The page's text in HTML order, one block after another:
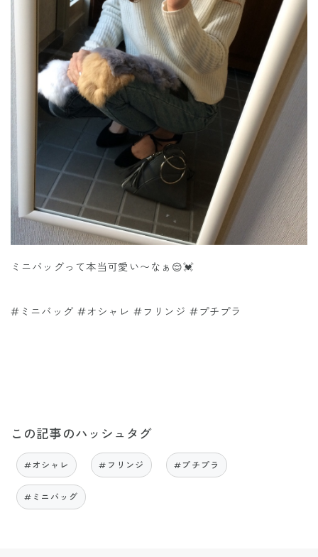
ミニバッグって本当可愛い〜なぁ😌💓
#ミニバッグ #オシャレ #フリンジ #プチプラ
この記事のハッシュタグ
#オシャレ #フリンジ #プチプラ
#ミニバッグ